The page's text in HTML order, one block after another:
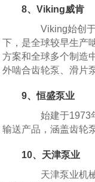
8、Viking威肯
Viking始创于
下，是全球较早生产
方案和全球多个制造
外啮合齿轮泵、滑片
9、恒盛泵业
始建于1973年
输送产品，涵盖齿轮
10、天津泵业
天津泵业机械